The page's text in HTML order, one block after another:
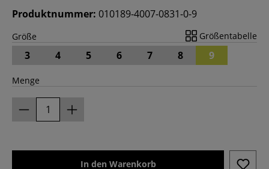
Produktnummer: 010189-4007-0831-0-9
Größe Größentabelle
3 4 5 6 7 8 9
Menge
In den Warenkorb